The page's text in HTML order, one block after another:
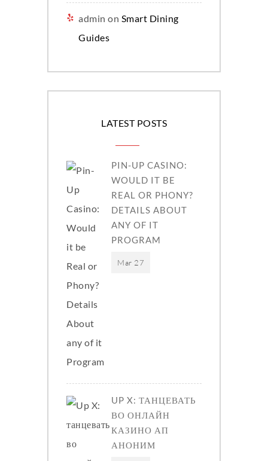
admin on Smart Dining
Guides
LATEST POSTS
PIN-UP CASINO:
WOULD IT BE
REAL OR PHONY?
DETAILS ABOUT
ANY OF IT
PROGRAM
Mar 27
UP X: ТАНЦЕВАТЬ
ВО ОНЛАЙН
КАЗИНО АП
АНОНИМ